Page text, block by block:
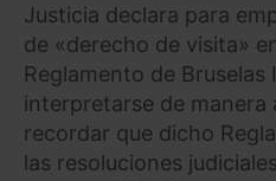
Justicia declara para
de «derecho de visita»
Reglamento de Bruselas
interpretarse de manera
recordar que dicho
las resoluciones